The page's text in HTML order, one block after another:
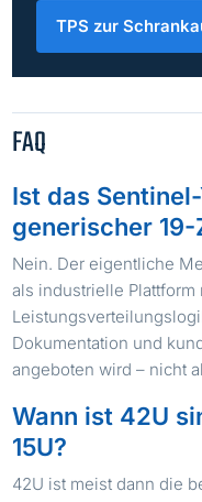
TPS zur
FAQ
Ist das
generischer
Nein. Der eigentliche
als industrielle Plattform
Dokumentation und
angeboten wird – nicht
Wann ist 42U
15U?
42U ist meist dann die